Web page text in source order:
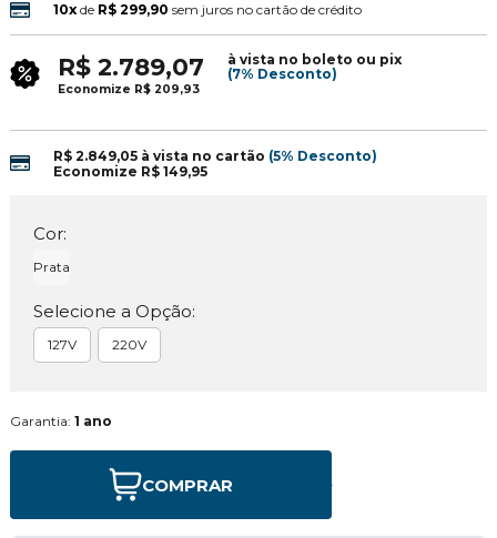
10xde R$ 299,90 sem juros no cartão de crédito
R$ 2.789,07
à vista no boleto ou pix
(7% Desconto)
Economize R$ 209,93
R$ 2.849,05 à vista no cartão (5% Desconto)
Economize R$ 149,95
Cor:
Prata
Selecione a Opção:
127V 220V
Garantia: 1 ano
COMPRAR